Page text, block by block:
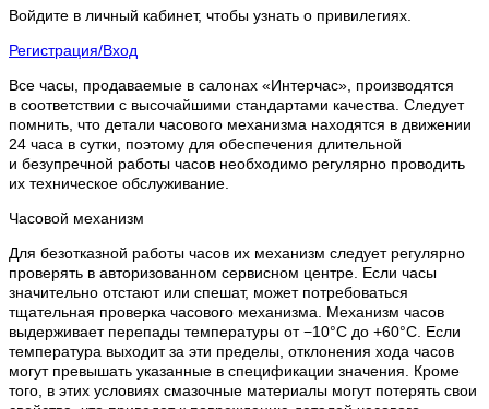
Войдите в личный кабинет, чтобы узнать о привилегиях.
Регистрация/Вход
Все часы, продаваемые в салонах «Интерчас», производятся
в соответствии с высочайшими стандартами качества. Следует
помнить, что детали часового механизма находятся в движении
24 часа в сутки, поэтому для обеспечения длительной
и безупречной работы часов необходимо регулярно проводить
их техническое обслуживание.
Часовой механизм
Для безотказной работы часов их механизм следует регулярно
проверять в авторизованном сервисном центре. Если часы
значительно отстают или спешат, может потребоваться
тщательная проверка часового механизма. Механизм часов
выдерживает перепады температуры от −10°C до +60°C. Если
температура выходит за эти пределы, отклонения хода часов
могут превышать указанные в спецификации значения. Кроме
того, в этих условиях смазочные материалы могут потерять свои